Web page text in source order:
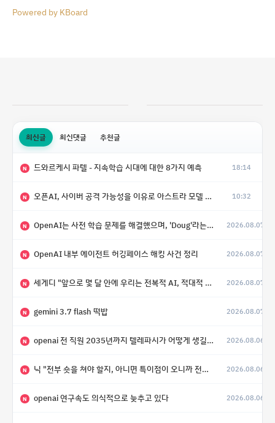
Powered by KBoard
최신글 최신댓글 추천글
N 드와르케시 파텔 - 지속학습 시대에 대한 8가지 예측 18:14
N 오픈AI, 사이버 공격 가능성을 이유로 아스트라 모델 출시 연기 10:32
N OpenAI는 사전 학습 문제를 해결했으며, 'Doug'라는 코드명을 가진 훨씬 더 큰 모델을 활발히 개발 중 2026.08.07
N OpenAI 내부 에이전트 허깅페이스 해킹 사건 정리 2026.08.07
N 세게디 "앞으로 몇 달 안에 우리는 전복적 AI, 적대적 AI 둘 다 보게 될 것" 2026.08.07
N gemini 3.7 flash 떡밥 2026.08.07
N openai 전 직원 2035년까지 텔레파시가 어떻게 생길 수 있는지 2026.08.06
N 닉 "전부 숏을 쳐야 할지, 아니면 특이점이 오니까 전부 롱을 쳐야 할지 모르겠다.” 2026.08.06
N openai 연구속도 의식적으로 늦추고 있다 2026.08.06